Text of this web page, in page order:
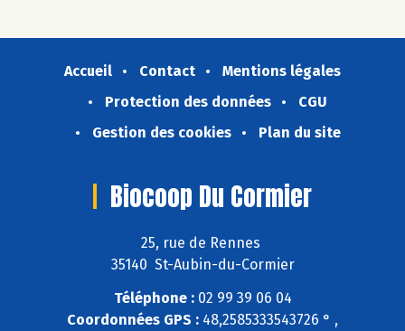
Accueil Contact
Mentions légales
Protection des données
CGU
Gestion des cookies
Plan du site
Biocoop Du Cormier
25, rue de Rennes
35140 St-Aubin-du-Cormier
Téléphone :02 99 39 06 04
Coordonnées GPS : 48,2585333543726 ° ,